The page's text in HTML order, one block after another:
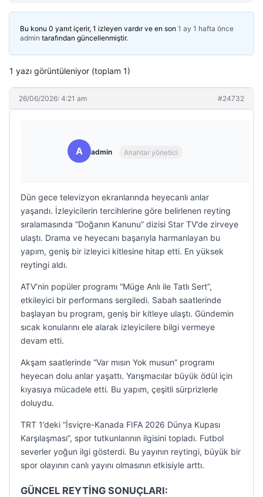
Bu konu 0 yanıt içerir, 1 izleyen vardır ve en son 1 ay 1 hafta önce
admin tarafından güncellenmiştir.
1 yazı görüntüleniyor (toplam 1)
26/06/2026: 4:21 am #24732
A admin Anahtar yönetici
Dün gece televizyon ekranlarında heyecanlı anlar
yaşandı. İzleyicilerin tercihlerine göre belirlenen reyting
sıralamasında “Doğanın Kanunu” dizisi Star TV’de zirveye
ulaştı. Drama ve heyecanı başarıyla harmanlayan bu
yapım, geniş bir izleyici kitlesine hitap etti. En yüksek
reytingi aldı.
ATV’nin popüler programı “Müge Anlı ile Tatlı Sert”,
etkileyici bir performans sergiledi. Sabah saatlerinde
başlayan bu program, geniş bir kitleye ulaştı. Gündemin
sıcak konularını ele alarak izleyicilere bilgi vermeye
devam etti.
Akşam saatlerinde “Var mısın Yok musun” programı
heyecan dolu anlar yaşattı. Yarışmacılar büyük ödül için
kıyasıya mücadele etti. Bu yapım, çeşitli sürprizlerle
doluydu.
TRT 1’deki “İsviçre-Kanada FIFA 2026 Dünya Kupası
Karşılaşması”, spor tutkunlarının ilgisini topladı. Futbol
severler yoğun ilgi gösterdi. Bu yayının reytingi, büyük bir
spor olayının canlı yayını olmasının etkisiyle arttı.
GÜNCEL REYTİNG SONUÇLARI: